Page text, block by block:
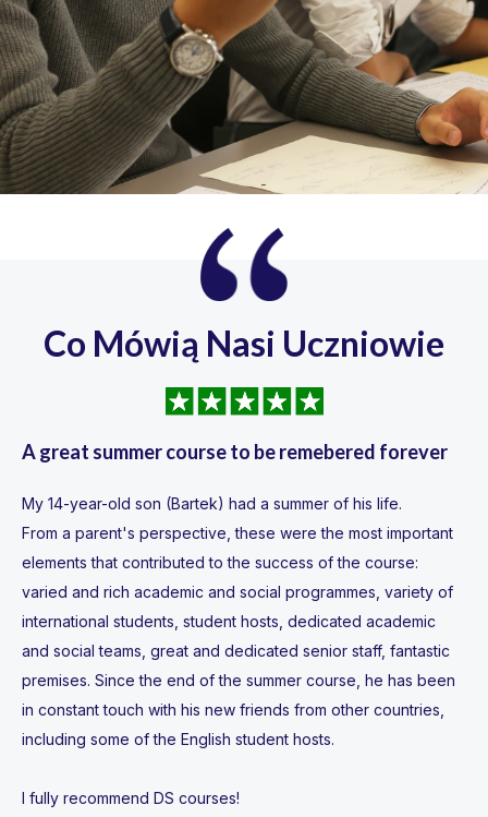
Co Mówią Nasi Uczniowie
A great summer course to be remebered forever
My 14-year-old son (Bartek) had a summer of his life.
From a parent's perspective, these were the most important
elements that contributed to the success of the course:
varied and rich academic and social programmes, variety of
international students, student hosts, dedicated academic
and social teams, great and dedicated senior staff, fantastic
premises. Since the end of the summer course, he has been
in constant touch with his new friends from other countries,
including some of the English student hosts.
I fully recommend DS courses!